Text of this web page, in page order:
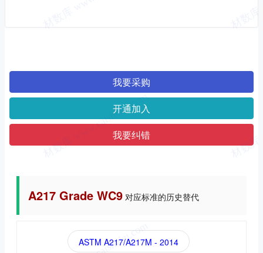
我要采购
开通加入
我要纠错
A217 Grade WC9 对应标准的历史替代
ASTM A217/A217M - 2014